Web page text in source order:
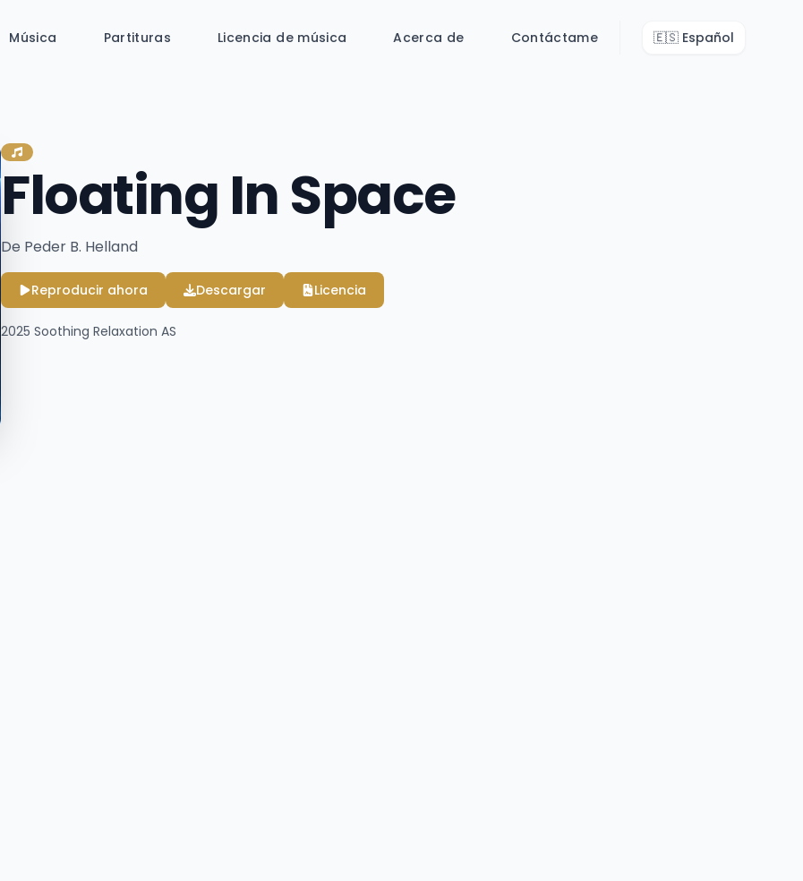
Música Partituras Licencia de música Acerca de Contáctame 🇪🇸 Español
Floating In Space
De Peder B. Helland
Reproducir ahora Descargar Licencia
2025 Soothing Relaxation AS